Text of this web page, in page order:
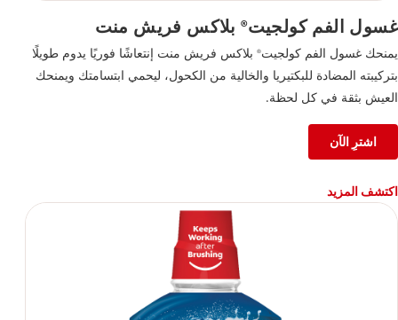
غسول الفم كولجيت®بلاكس فريش منت
يمنحك غسول الفم كولجيت® بلاكس فريش منت إنتعاشًا فوريًا يدوم طويلًا
بتركيبته المضادة للبكتيريا والخالية من الكحول، ليحمي ابتسامتك ويمنحك
العيش بثقة في كل لحظة.
اشترِ الآن
اكتشف المزيد